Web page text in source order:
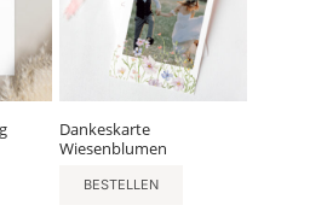
Dankeskarte
Wiesenblumen
BESTELLEN